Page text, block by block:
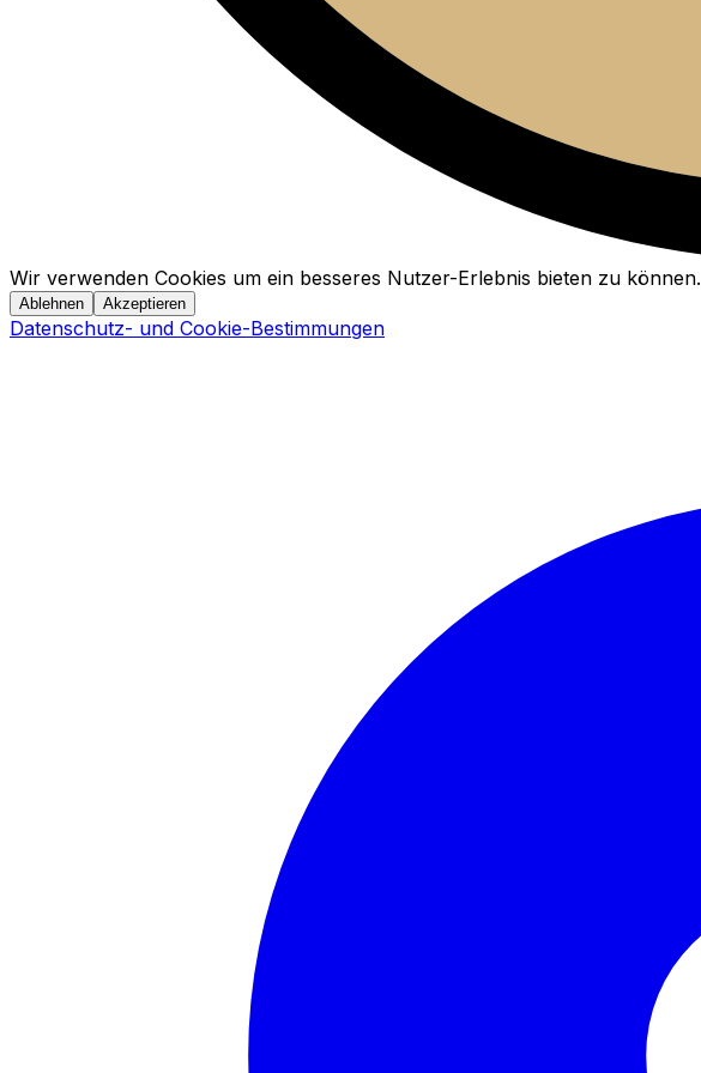
Wir verwenden Cookies um ein besseres Nutzer-Erlebnis bieten zu können.
Ablehnen Akzeptieren
Datenschutz- und Cookie-Bestimmungen